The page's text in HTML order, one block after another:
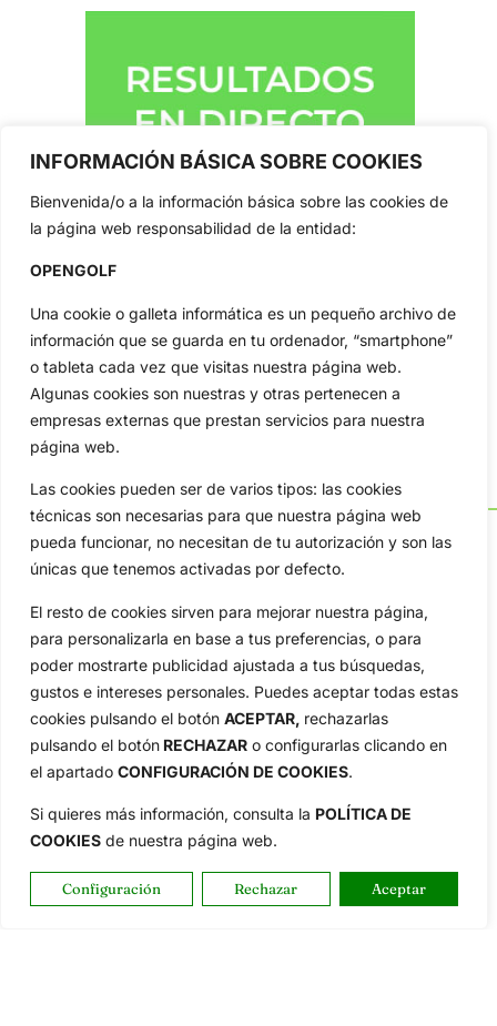
INFORMACIÓN BÁSICA SOBRE COOKIES
Bienvenida/o a la información básica sobre las cookies de
la página web responsabilidad de la entidad:
OPENGOLF
Una cookie o galleta informática es un pequeño archivo de
información que se guarda en tu ordenador, “smartphone”
o tableta cada vez que visitas nuestra página web.
Algunas cookies son nuestras y otras pertenecen a
empresas externas que prestan servicios para nuestra
página web.
Las cookies pueden ser de varios tipos: las cookies
técnicas son necesarias para que nuestra página web
pueda funcionar, no necesitan de tu autorización y son las
únicas que tenemos activadas por defecto.
El resto de cookies sirven para mejorar nuestra página,
para personalizarla en base a tus preferencias, o para
poder mostrarte publicidad ajustada a tus búsquedas,
gustos e intereses personales. Puedes aceptar todas estas
cookies pulsando el botón ACEPTAR, rechazarlas
pulsando el botón RECHAZAR o configurarlas clicando en
el apartado CONFIGURACIÓN DE COOKIES.
Si quieres más información, consulta la POLÍTICA DE
COOKIES de nuestra página web.
Configuración Rechazar Aceptar
OpenGolf ofrece toda la actualidad, información del golf
profesional y amateur, resultados en directo, vídeos, noticias,
Jon Rahm, LIV Golf, PGA Tour, Ryder Cup, DP World Tour, LPGA
Tour...
Categorias
Inicio
Actualidad
Circuitos
Jon Rahm
Ryder Cup
Vídeos
Compañía